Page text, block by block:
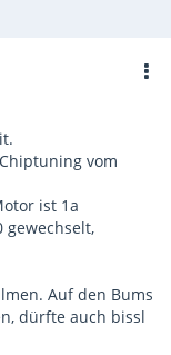
vom
ist 1a
gewechselt,
Auf den Bums
dürfte auch bissl